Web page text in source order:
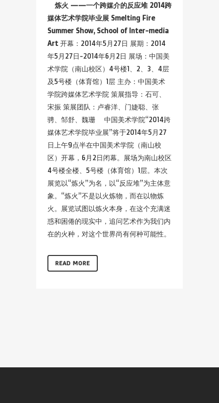
炼火 ——一个跨媒介的反应堆 2014跨
媒体艺术学院毕业展 Smelting Fire
Summer Show, School of Inter-media
Art 开幕：2014年5月27日 展期：2014
年5月27日-2014年6月2日 展场：中国美
术学院（南山校区）4号楼1、2、3、4层
及5号楼（体育馆）1层 主办：中国美术
学院跨媒体艺术学院 策展指导：石可、
宋振 策展团队：卢睿洋、门婕聪、张
骋、邹舒、魏珊 中国美术学院“2014跨
媒体艺术学院毕业展”将于2014年5月27
日上午9点半在中国美术学院（南山校
区）开幕，6月2日闭幕。展场为南山校区
4号楼全楼、5号楼（体育馆）1层。本次
展览以“炼火”为名，以“反应堆”为主体意
象。“炼火”不是以火炼物，而在以物炼
火。展览试图以炼火本身，在这个充满迷
惑和困倦的现实中，追问艺术作为我们内
在的火种，对这个世界尚有何种可能性。
READ MORE